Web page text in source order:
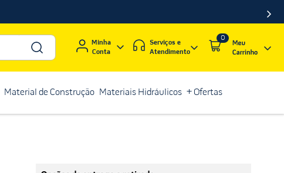
Minha
Conta
Serviços e
Atendimento
0
Material de Construção Materiais Hidráulicos + Ofertas